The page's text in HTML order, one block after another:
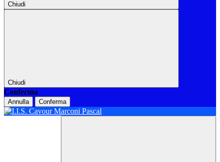
Chiudi
Chiudi
Conferma
Annulla Conferma